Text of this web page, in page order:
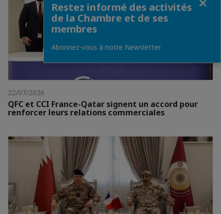
22/07/2026
QFC et CCI France-Qatar signent un accord pour
renforcer leurs relations commerciales
Restez informé des activités
de la Chambre et de ses
membres
Abonnez-vous à notre Newsletter